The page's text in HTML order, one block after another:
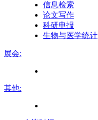
信息检索
论文写作
科研申报
生物与医学统计
展会:
其他: